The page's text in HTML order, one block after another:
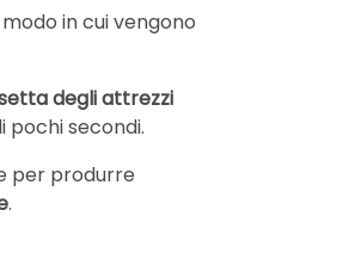
in cui vengono
degli attrezzi
pochi secondi.
per produrre
.